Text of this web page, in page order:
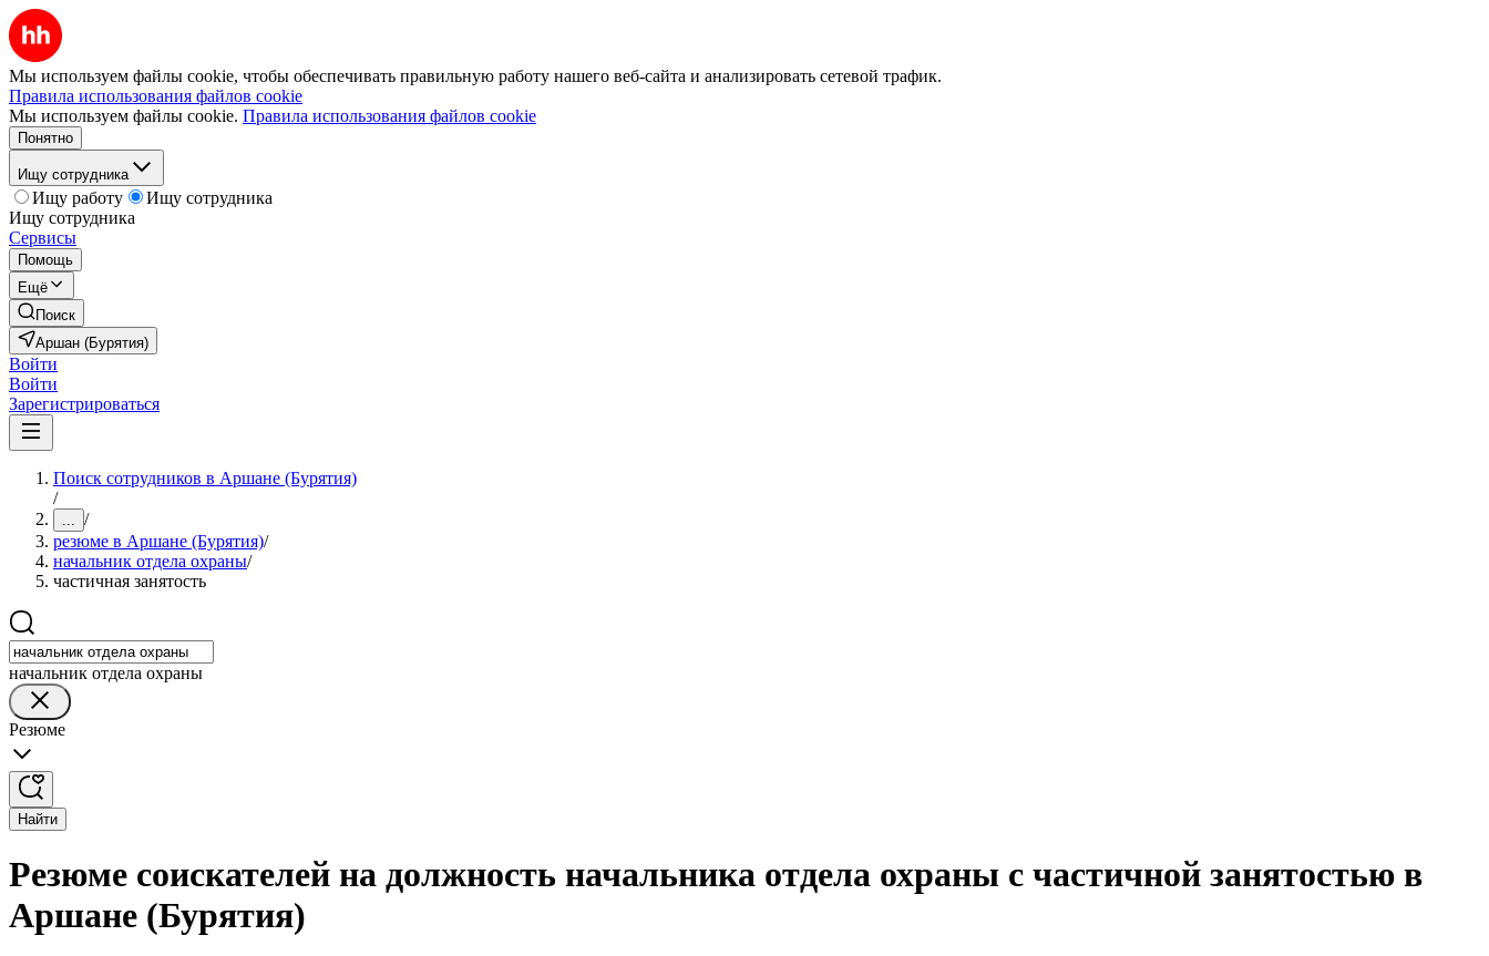
Мы используем файлы cookie, чтобы обеспечивать правильную работу нашего веб-сайта и анализировать сетевой трафик.
Правила использования файлов cookie
Мы используем файлы cookie. Правила использования файлов cookie
Понятно
Ищу сотрудника
Ищу работу
Ищу сотрудника
Ищу сотрудника
Сервисы
Помощь
Ещё
Поиск
Аршан (Бурятия)
Войти
Войти
Зарегистрироваться
Поиск сотрудников в Аршане (Бурятия)
/
... /
резюме в Аршане (Бурятия)/
начальник отдела охраны/
частичная занятость
начальник отдела охраны
Резюме
Найти
Резюме соискателей на должность начальника отдела охраны с частичной занятостью в
Аршане (Бурятия)